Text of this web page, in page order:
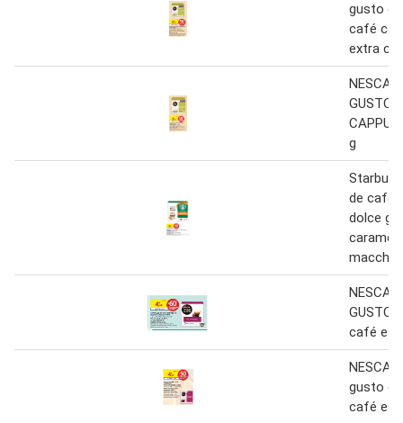
gusto
café
extra
GUSTO
g
de cafe
dolce
caramele
GUSTO
café
gusto
café